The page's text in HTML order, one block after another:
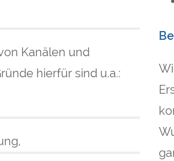
Kanälen und
hierfür sind u.a.: